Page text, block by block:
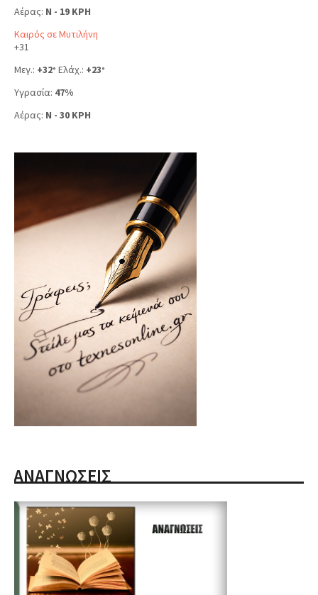
Αέρας: N - 19 KPH
Καιρός σε Μυτιλήνη
+31
Μεγ.: +32° Ελάχ.: +23°
Υγρασία: 47%
Αέρας: N - 30 KPH
ΑΝΑΓΝΩΣΕΙΣ